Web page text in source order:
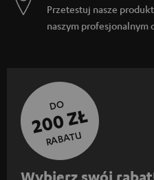
Przetestuj nasze
naszym profesjonalnym
DO
200 ZŁ
RABATU
Wybierz swój